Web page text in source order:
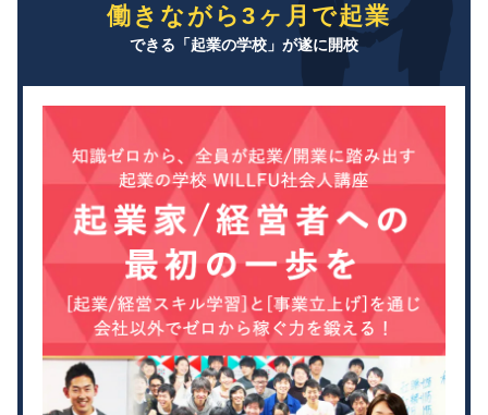
働きながら3ヶ月で起業
できる「起業の学校」が遂に開校